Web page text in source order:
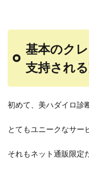
基本のク
支持され
初めて、美ハダイロ診
とてもユニークなサー
それもネット通販限定